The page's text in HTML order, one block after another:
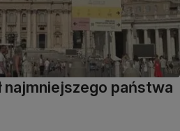
najmniejszego państwa